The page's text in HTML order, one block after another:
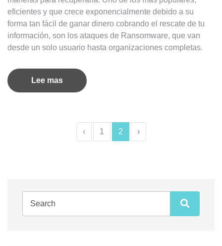
eficientes y que crece exponencialmente debido a su
forma tan fácil de ganar dinero cobrando el rescate de tu
información, son los ataques de Ransomware, que van
desde un solo usuario hasta organizaciones completas.
Lee mas
‹ 1 2 ›